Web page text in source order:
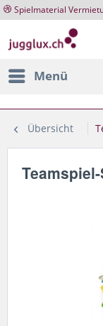
Spielmaterial
Menü
Übersicht